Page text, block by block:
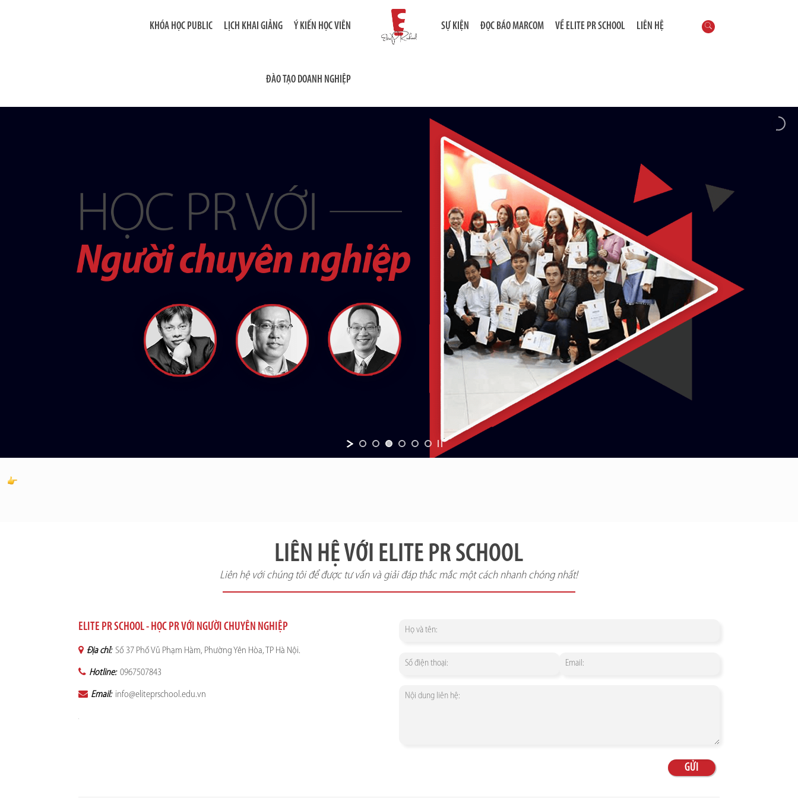
KHÓA HỌC PUBLIC LỊCH KHAI GIẢNG Ý KIẾN HỌC VIÊN
ĐÀO TẠO DOANH NGHIỆP
SỰ KIỆN ĐỌC BÁO MARCOM VỀ ELITE PR SCHOOL LIÊN HỆ
LIÊN HỆ VỚI ELITE PR SCHOOL
Liên hệ với chúng tôi để được tư vấn và giải đáp thắc mắc một cách nhanh chóng nhất!
ELITE PR SCHOOL - HỌC PR VỚI NGƯỜI CHUYÊN NGHIỆP
Địa chỉ: Số 37 Phố Vũ Phạm Hàm, Phường Yên Hòa, TP Hà Nội.
Hotline: 0967507843
Email: info@eliteprschool.edu.vn